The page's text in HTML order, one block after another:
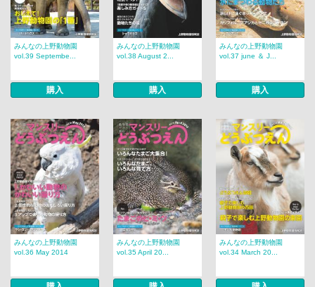
みんなの上野動物園
vol.39 Septembe...
購入
みんなの上野動物園
vol.38 August 2...
購入
みんなの上野動物園
vol.37 june ＆ J...
購入
みんなの上野動物園
vol.36 May 2014
みんなの上野動物園
vol.35 April 20...
みんなの上野動物園
vol.34 March 20...